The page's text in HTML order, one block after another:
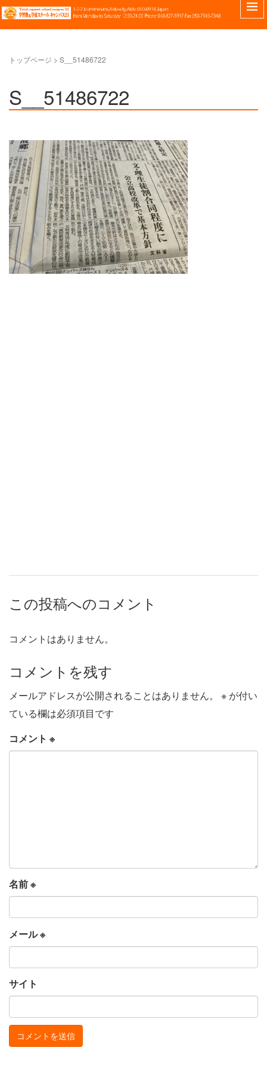
トップページ > S__51486722
S__51486722
この投稿へのコメント
コメントはありません。
コメントを残す
メールアドレスが公開されることはありません。 ※ が付い
ている欄は必須項目です
コメント ※
名前※
メール※
サイト